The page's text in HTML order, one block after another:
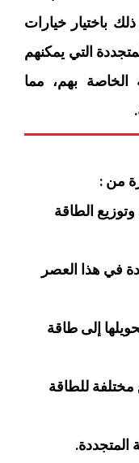
باختيار خيارات
التي يمكنهم
الخاصة بهم، مما
من :
الطاقة
في هذا العصر
إلى طاقة
مختلفة للطاقة